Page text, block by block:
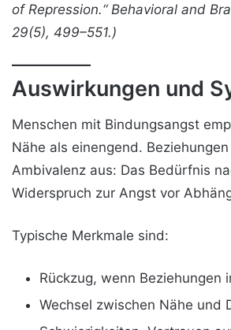
of Repression.“ Behavioral and
29(5), 499–551.)
Auswirkungen und
Menschen mit Bindungsangst
Nähe als einengend.
Ambivalenz aus: Das Bedürfnis
Widerspruch zur Angst vor
Typische Merkmale sind:
Rückzug, wenn Beziehungen
Wechsel zwischen Nähe und